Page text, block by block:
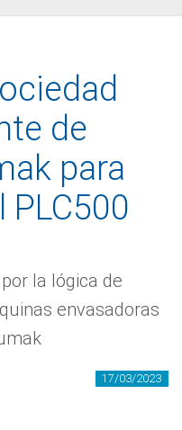
de
para
la lógica de
envasadoras
17/03/2023